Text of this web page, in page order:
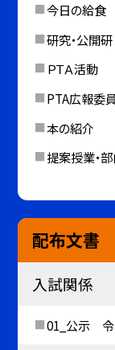
今日の給食
研究・公開研
ＰＴＡ活動
PTA広報委
本の紹介
提案授業・
配布文書
入試関係
01_公示 令